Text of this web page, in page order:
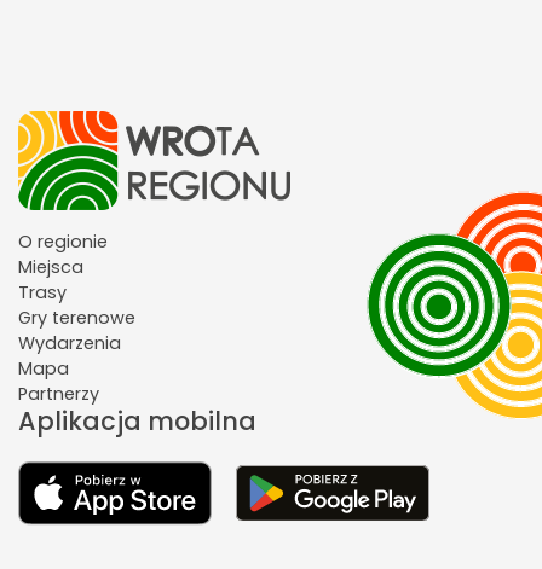
O regionie
Miejsca
Trasy
Gry terenowe
Wydarzenia
Mapa
Partnerzy
Aplikacja mobilna